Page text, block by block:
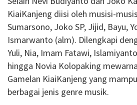
KiaiKanjeng diisi oleh musisi-
Sumarsono, Joko SP, Jijid, Bayu,
Ismarwanto (alm). Dilengkapi
Yuli, Nia, Imam Fatawi,
hingga Novia Kolopaking
Gamelan KiaiKanjeng yang
berbagai jenis genre musik.